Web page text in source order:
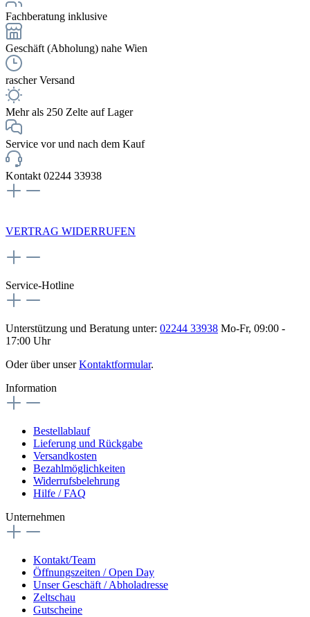
Fachberatung inklusive
Geschäft (Abholung) nahe Wien
rascher Versand
Mehr als 250 Zelte auf Lager
Service vor und nach dem Kauf
Kontakt 02244 33938
VERTRAG WIDERRUFEN
Service-Hotline
Unterstützung und Beratung unter: 02244 33938 Mo-Fr, 09:00 -
17:00 Uhr
Oder über unserKontaktformular.
Information
Bestellablauf
Lieferung und Rückgabe
Versandkosten
Bezahlmöglichkeiten
Widerrufsbelehrung
Hilfe / FAQ
Unternehmen
Kontakt/Team
Öffnungszeiten / Open Day
Unser Geschäft / Abholadresse
Zeltschau
Gutscheine